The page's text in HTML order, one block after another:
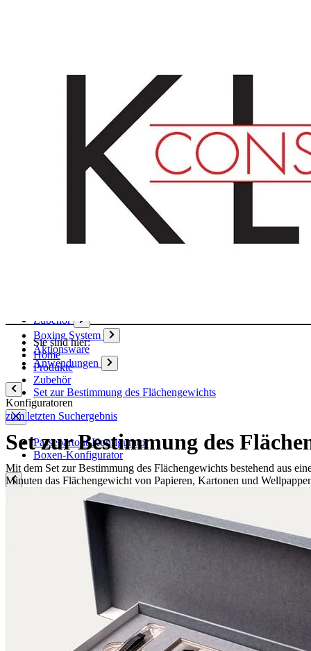
Zubehör
Boxing System
Aktionsware
Anwendungen
Konfiguratoren
Passepartout-Konfigurator
Boxen-Konfigurator
Zertifizierungen
Sie sind hier:
Home
Produkte
Zubehör
Set zur Bestimmung des Flächengewichts
zum letzten Suchergebnis
Set zur Bestimmung des
Mit dem Set zur Bestimmung des Flächengewichts bestehend aus
Minuten das Flächengewicht von Papieren, Kartonen und